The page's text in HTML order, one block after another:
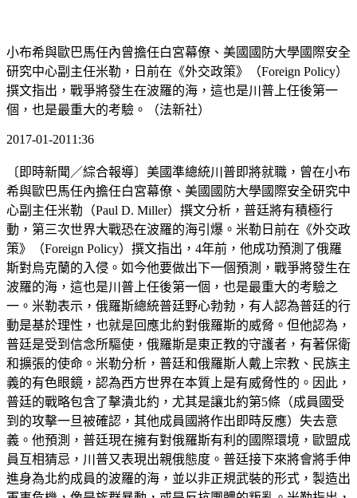
小布希與歐巴馬任內曾擔任白宮幕僚、美國國防大學國際安全
研究中心副主任米勒，日前在《外交政策》（Foreign Policy）
撰文指出，戰爭將發生在波羅的海，這也是川普上任後第一
個，也是最重大的考驗。（法新社）
2017-01-2011:36
〔即時新聞／綜合報導〕美國準總統川普即將就職，曾在小布
希與歐巴馬任內擔任白宮幕僚、美國國防大學國際安全研究中
心副主任米勒（Paul D. Miller）撰文分析，普廷將有積極行
動，第三次世界大戰恐在波羅的海引爆。米勒日前在《外交政
策》（Foreign Policy）撰文指出，4年前，他成功預測了俄羅
斯對烏克蘭的入侵。如今他要做出下一個預測，戰爭將發生在
波羅的海，這也是川普上任後第一個，也是最重大的考驗之
一。米勒表示，俄羅斯總統普廷野心勃勃，有人認為普廷的行
動是基於理性，也就是回應北約對俄羅斯的威脅。但他認為，
普廷是受到信念所驅使，俄羅斯是東正教的守護者，有著保衛
和擴張的使命。米勒分析，普廷和俄羅斯人戴上宗教、民族主
義的有色眼鏡，認為西方世界在本質上是有威脅性的。因此，
普廷的戰略包含了擊潰北約，尤其是讓北約第5條（成員國受
到的攻擊一旦被確認，其他成員國將作出即時反應）失去意
義。他預測，普廷現在擁有對俄羅斯有利的國際環境，歐盟成
員互相猜忌，川普又表現出親俄態度。普廷接下來將會將手伸
進身為北約成員的波羅的海，並以非正規武裝的形式，製造出